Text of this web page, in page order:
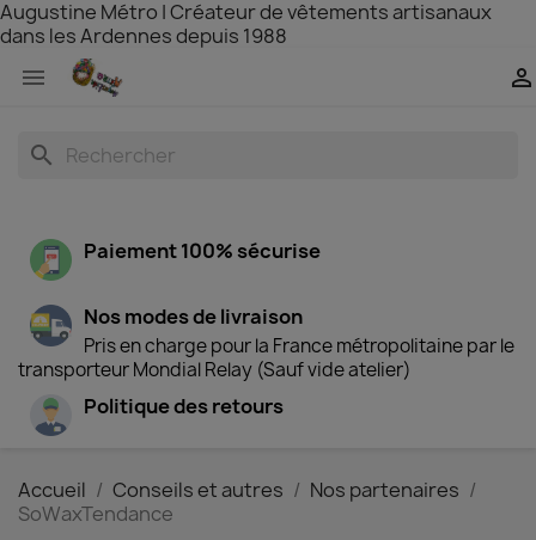
Augustine Métro | Créateur de vêtements artisanaux
dans les Ardennes depuis 1988
 
search
Paiement 100% sécurise
Nos modes de livraison
Pris en charge pour la France métropolitaine par le
transporteur Mondial Relay (Sauf vide atelier)
Politique des retours
Accueil Conseils et autres
Nos partenaires
SoWaxTendance